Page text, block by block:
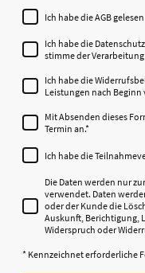
Ich habe die AGB
Ich habe die
stimme der
Ich habe die
Leistungen nach Beginn
Mit Absenden dieses
Termin an.*
Ich habe die
Die Daten werden nur
verwendet. Daten
oder der Kunde die
Auskunft, Berichtigung,
Widerspruch oder
* Kennzeichnet erforderliche